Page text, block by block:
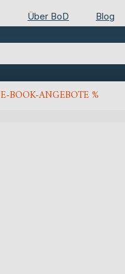
Über BoD Blog
E-BOOK-ANGEBOTE %